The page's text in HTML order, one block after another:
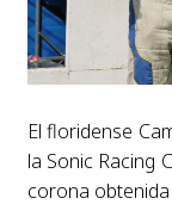
El floridense
la Sonic Racing
corona